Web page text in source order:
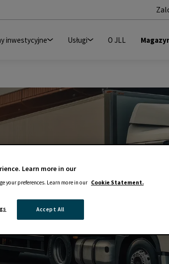
inwestycyjne Usługi O JLL
atrakcyjne
Learn more in our
your preferences. Learn more in our Cookie Statement.
Accept All